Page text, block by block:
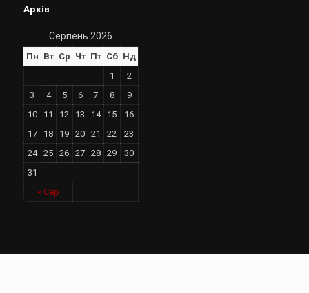
Архів
Серпень 2026
Пн Вт Ср Чт Пт Сб Нд
« Сер
1
2
3
4 5 6 7 8
9
10
11 12 13 14 15
16
17
18 19 20 21 22
23
24
25 26 27 28 29
30
31